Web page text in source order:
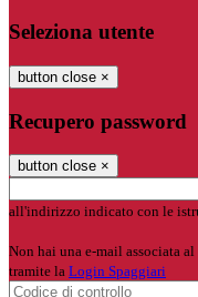
Seleziona utente
button close ×
Recupero password
button close ×
all'indirizzo indicato con le
Non hai una e-mail associata
tramite la Login Spaggiari